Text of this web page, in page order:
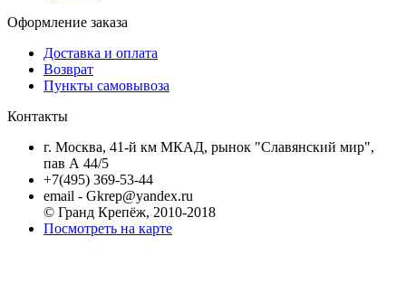
Оформление заказа
Доставка и оплата
Возврат
Пункты самовывоза
Контакты
г. Москва, 41-й км МКАД, рынок "Славянский мир",
пав А 44/5
+7(495) 369-53-44
email - Gkrep@yandex.ru
© Гранд Крепёж, 2010-2018
Посмотреть на карте